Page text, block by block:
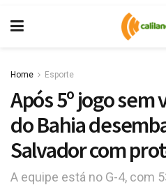
Home Esporte
Após 5º jogo sem
do Bahia
Salvador com
A equipe está no G-4, com